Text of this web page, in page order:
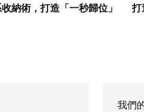
納術，打造「一秒歸位」
打
我們